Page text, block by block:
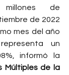
de
de 2022
mes del año
un
Múltiples de la